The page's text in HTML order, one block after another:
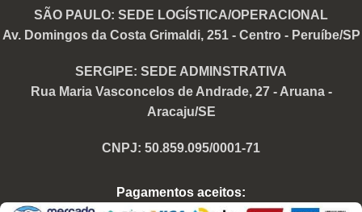
SÃO PAULO: SEDE LOGÍSTICA/OPERACIONAL
Av. Domingos da Costa Grimaldi, 251 - Centro - Peruíbe/SP
SERGIPE: SEDE ADMINSTRATIVA
Rua Maria Vasconcelos de Andrade, 27 - Aruana -
Aracaju/SE
CNPJ: 50.859.095/0001-71
Pagamentos aceitos: